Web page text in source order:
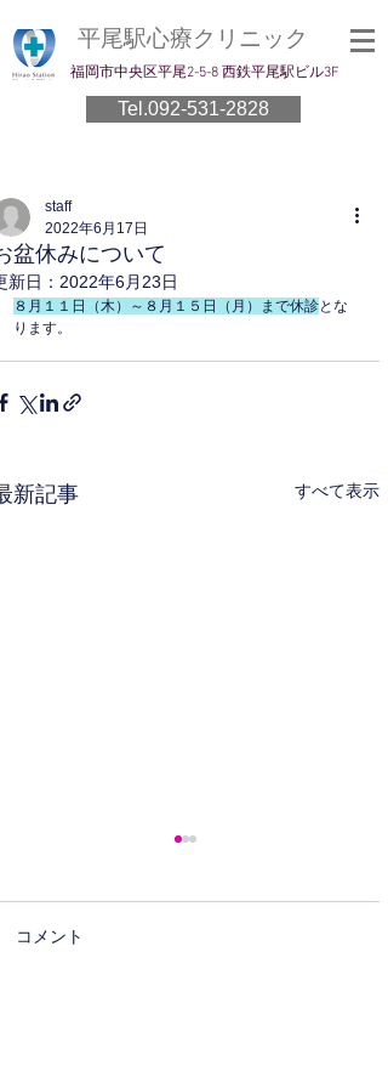
平尾駅心療クリニック
​福岡市中央区平尾2-5-8 西鉄平尾駅ビル3F
Tel.092-531-2828
盆休みについて
staff
2022年6月17日
新日： 2022年6月23日
８月１１日（木）～８月１５日（月）まで休診とな
ります。
新記事 すべて表示
コメント